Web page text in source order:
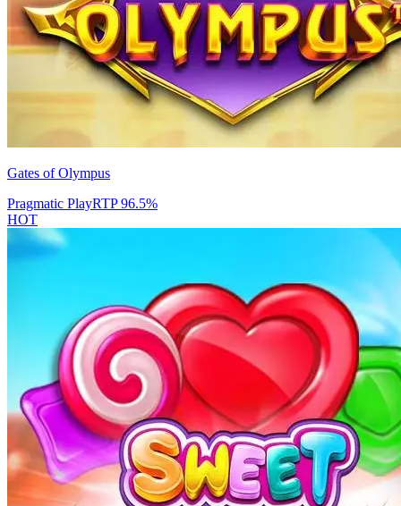
Gates of Olympus
Pragmatic PlayRTP96.5%
HOT